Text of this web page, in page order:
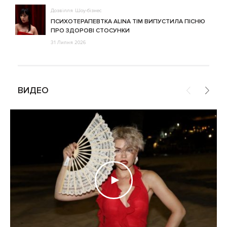
Дозвілля Шоу-бізнес
ПСИХОТЕРАПЕВТКА ALINA TIM ВИПУСТИЛА ПІСНЮ
ПРО ЗДОРОВІ СТОСУНКИ
31 Липня 2026
ВИДЕО